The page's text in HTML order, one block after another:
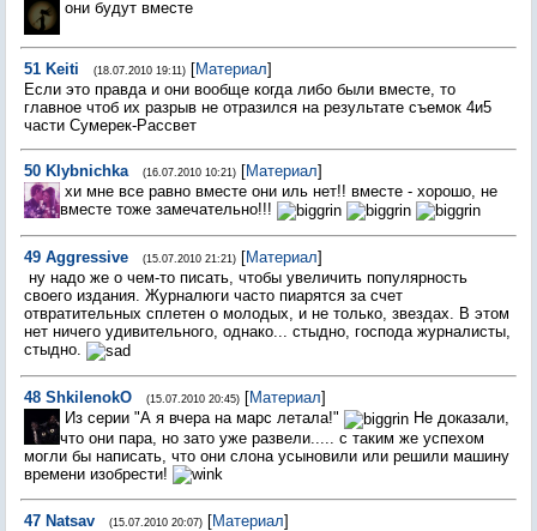
они будут вместе
51 Keiti (18.07.2010 19:11) [Материал]
Если это правда и они вообще когда либо были вместе, то
главное чтоб их разрыв не отразился на результате съемок 4и5
части Сумерек-Рассвет
50 Klybnichka (16.07.2010 10:21) [Материал]
хи мне все равно вместе они иль нет!! вместе - хорошо, не
вместе тоже замечательно!!!
49 Aggressive (15.07.2010 21:21) [Материал]
ну надо же о чем-то писать, чтобы увеличить популярность
своего издания. Журналюги часто пиарятся за счет
отвратительных сплетен о молодых, и не только, звездах. В этом
нет ничего удивительного, однако... стыдно, господа журналисты,
стыдно.
48 ShkilenokO (15.07.2010 20:45) [Материал]
Из серии "А я вчера на марс летала!"
Не доказали,
что они пара, но зато уже развели..... с таким же успехом
могли бы написать, что они слона усыновили или решили машину
времени изобрести!
47 Natsav (15.07.2010 20:07) [Материал]